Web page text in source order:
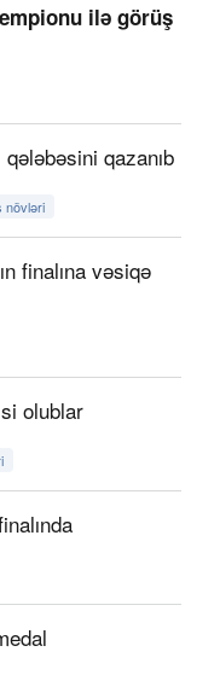
ilə görüş
qazanıb
növləri
finalına vəsiqə
olublar